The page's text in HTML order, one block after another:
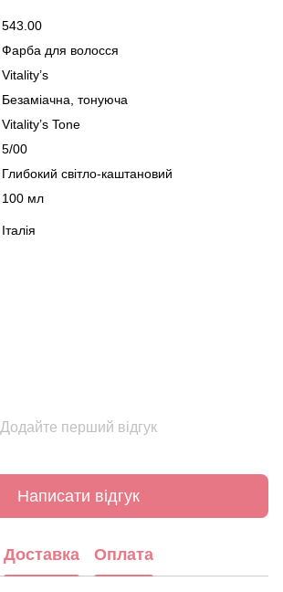
543.00
Фарба для волосся
Vitality’s
Безаміачна, тонуюча
Vitality’s Tone
5/00
Глибокий світло-каштановий
100 мл
Італія
Додайте перший відгук
Написати відгук
Доставка Оплата